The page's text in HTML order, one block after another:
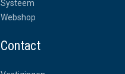
Systeem
Webshop
Contact